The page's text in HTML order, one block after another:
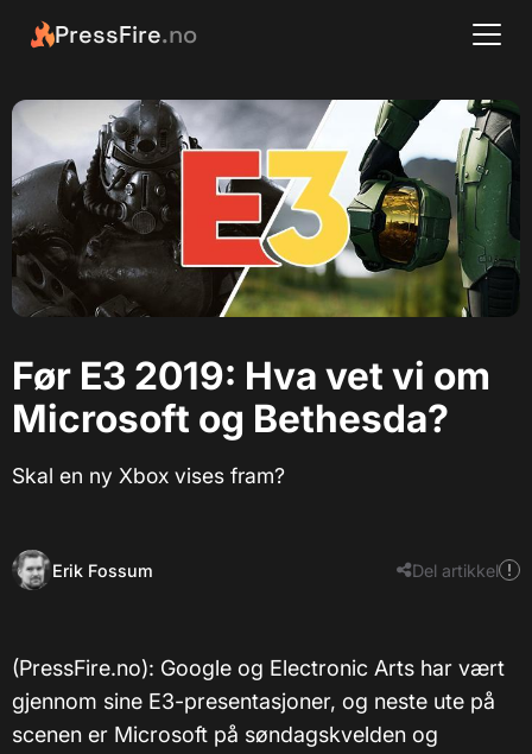
PressFire.no
Før E3 2019: Hva vet vi om
Microsoft og Bethesda?
Skal en ny Xbox vises fram?
Erik Fossum Del artikkel
(PressFire.no): Google og Electronic Arts har vært
gjennom sine E3-presentasjoner, og neste ute på
scenen er Microsoft på søndagskvelden og